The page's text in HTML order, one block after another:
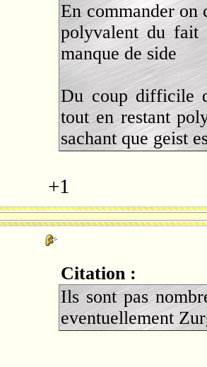
En commander on
polyvalent du fait
manque de side
Du coup difficile
tout en restant
sachant que geist
+1
Citation :
Ils sont pas
eventuellement